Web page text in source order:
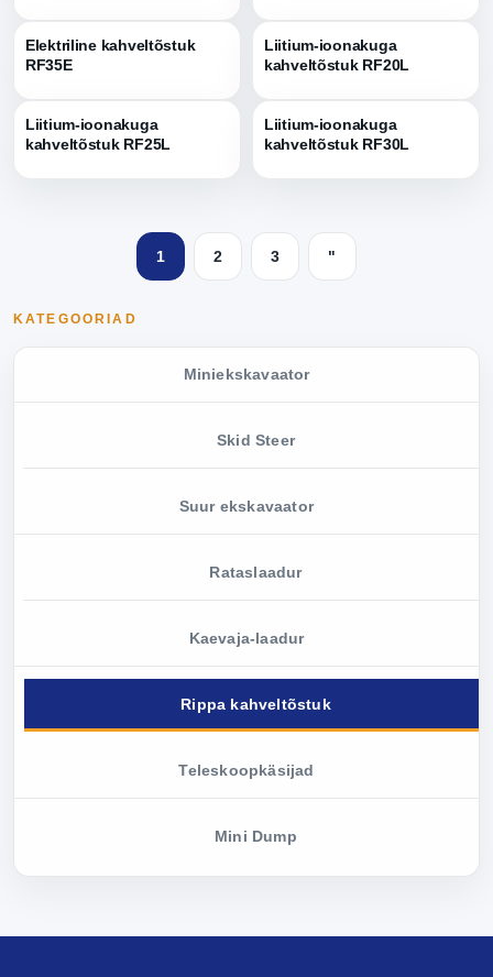
KATEGOORIAD
Miniekskavaator
Skid Steer
Suur ekskavaator
Rataslaadur
Kaevaja-laadur
Rippa kahveltõstuk
Teleskoopkäsijad
Mini Dump
Elektriline kahveltõstuk
RF35E
Liitium-ioonakuga
kahveltõstuk RF20L
Liitium-ioonakuga
kahveltõstuk RF25L
Liitium-ioonakuga
kahveltõstuk RF30L
1 2 3 "